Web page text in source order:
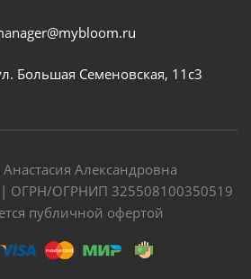
Большая Семеновская, 11с3
Александровна
ОГРН/ОГРНИП 325508100350519
публичной офертой